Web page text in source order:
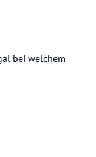
bei welchem